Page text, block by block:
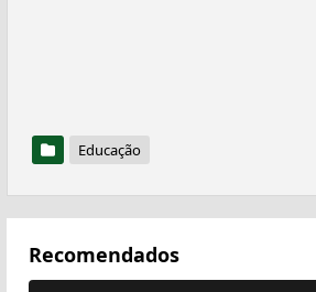
Educação
Recomendados